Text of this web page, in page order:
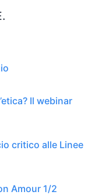
Il webinar
critico alle Linee
Amour 1/2